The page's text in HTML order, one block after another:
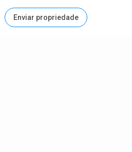
Enviar propriedade